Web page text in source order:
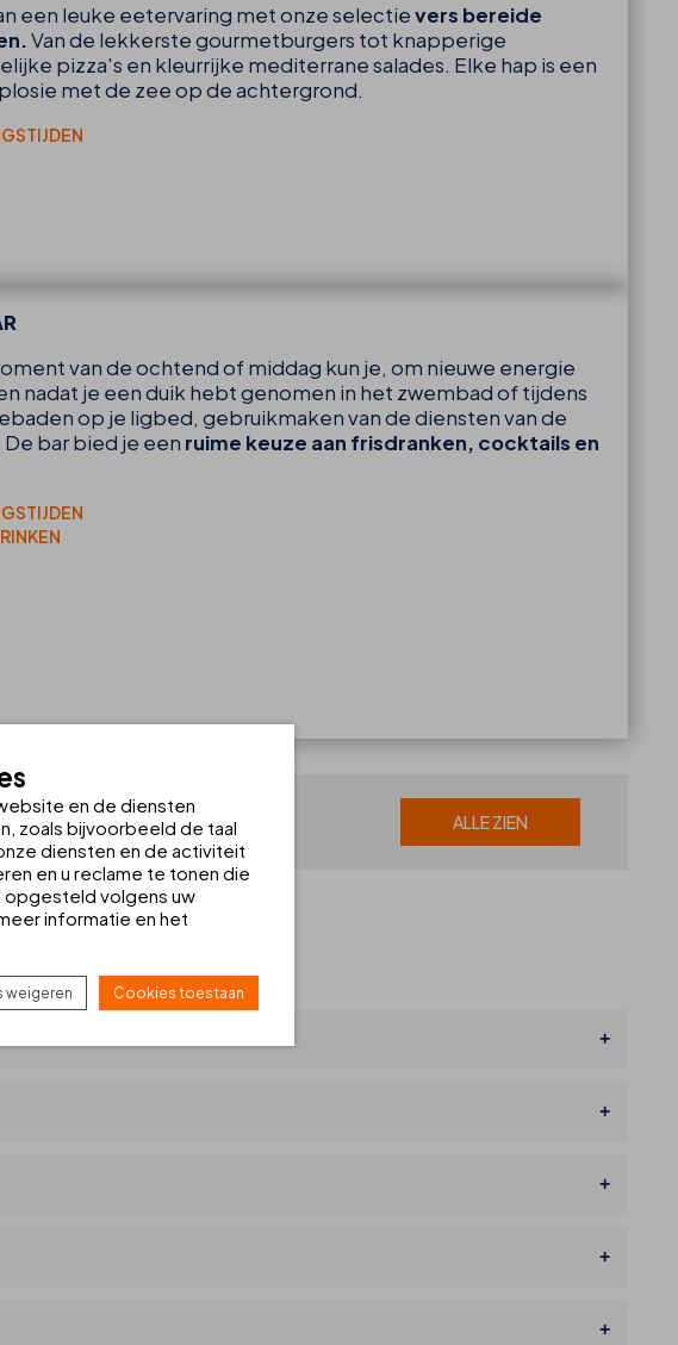
een leuke eetervaring met onze selectievers bereide
Van de lekkerste gourmetburgers tot knapperige
pizza's en kleurrijke mediterrane salades. Elke hap is een
met de zee op de achtergrond.
van de ochtend of middag kun je, om nieuwe energie
nadat je een duik hebt genomen in het zwembad of tijdens
op je ligbed, gebruikmaken van de diensten van de
De bar bied je een ruime keuze aan frisdranken, cocktails en
ALLE ZIEN
en de diensten
zoals bijvoorbeeld de taal
diensten en de activiteit
en u reclame te tonen die
opgesteld volgens uw
informatie en het
weigeren Cookies toestaan